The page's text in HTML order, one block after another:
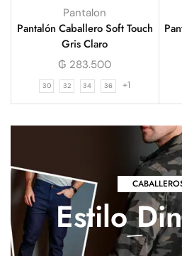
Pantalon
Pantalón Caballero Soft Touch
Gris Claro
₲ 283.500
30 32 34 36 +1
Estilo